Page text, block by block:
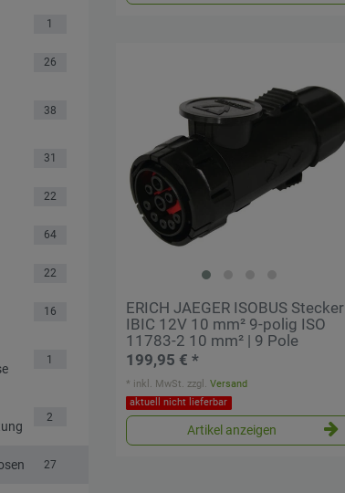
1
26
38
31
22
64
22
16
1
2
27
ERICH JAEGER ISOBUS Stecker
IBIC 12V 10 mm² 9-polig ISO
11783-2 10 mm² | 9 Pole
199,95 € *
aktuell nicht lieferbar
Artikel anzeigen
* inkl. MwSt. zzgl.Versand